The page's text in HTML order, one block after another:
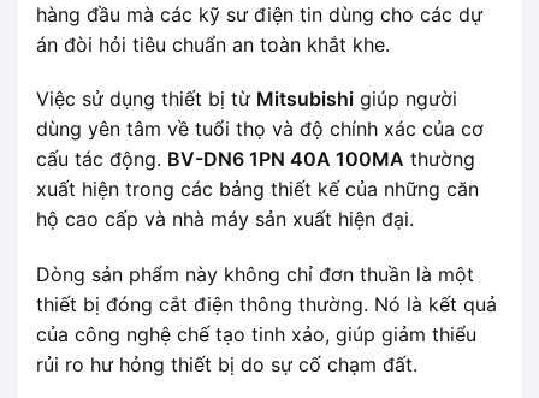
hàng đầu mà các kỹ sư điện tin dùng cho các dự
án đòi hỏi tiêu chuẩn an toàn khắt khe.
Việc sử dụng thiết bị từ Mitsubishi giúp người
dùng yên tâm về tuổi thọ và độ chính xác của cơ
cấu tác động. BV-DN6 1PN 40A 100MA thường
xuất hiện trong các bảng thiết kế của những căn
hộ cao cấp và nhà máy sản xuất hiện đại.
Dòng sản phẩm này không chỉ đơn thuần là một
thiết bị đóng cắt điện thông thường. Nó là kết quả
của công nghệ chế tạo tinh xảo, giúp giảm thiểu
rủi ro hư hỏng thiết bị do sự cố chạm đất.